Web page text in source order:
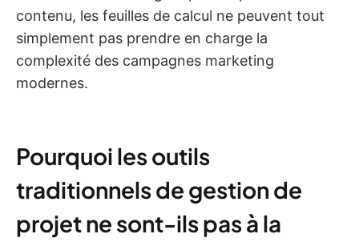
contenu, les feuilles de calcul ne peuvent tout
simplement pas prendre en charge la
complexité des campagnes marketing
modernes.
Pourquoi les outils
traditionnels de gestion de
projet ne sont-ils pas à la